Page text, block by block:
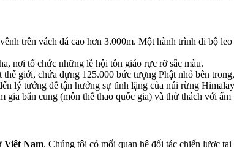
trên vách đá cao hơn 3.000m. Một hành trình đi bộ
nơi tổ chức những lễ hội tôn giáo rực rỡ sắc màu.
giới, chứa đựng 125.000 bức tượng Phật nhỏ bên
lý tưởng để tận hưởng sự tĩnh lặng của núi rừng
gia bắn cung (môn thể thao quốc gia) và thử thách với
Việt Nam. Chúng tôi có mối quan hệ đối tác chiến lược